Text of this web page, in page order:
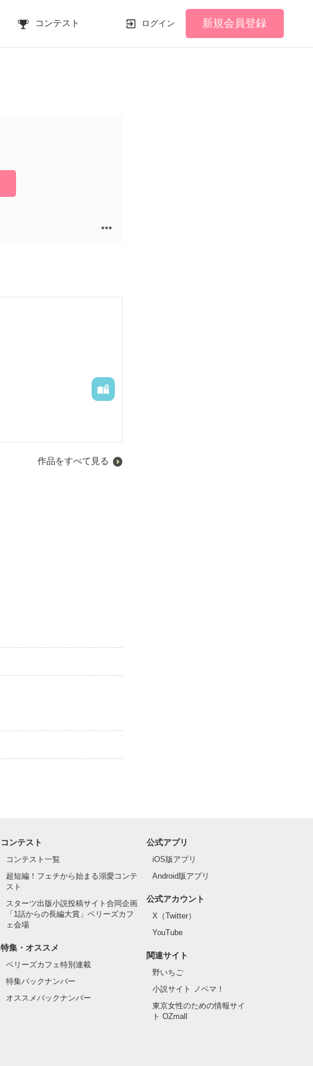
コンテスト ログイン 新規会員登録
作品をすべて見る
コンテスト
コンテスト一覧
超短編！フェチから始まる溺愛コンテ
スト
スターツ出版小説投稿サイト合同企画
「1話からの長編大賞」ベリーズカフ
ェ会場
特集・オススメ
ベリーズカフェ特別連載
特集バックナンバー
オススメバックナンバー
公式アプリ
iOS版アプリ
Android版アプリ
公式アカウント
X（Twitter）
YouTube
関連サイト
野いちご
小説サイト ノベマ！
東京女性のための情報サイ
ト OZmall